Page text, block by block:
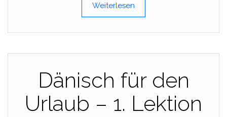
Weiterlesen
Dänisch für den
Urlaub – 1. Lektion